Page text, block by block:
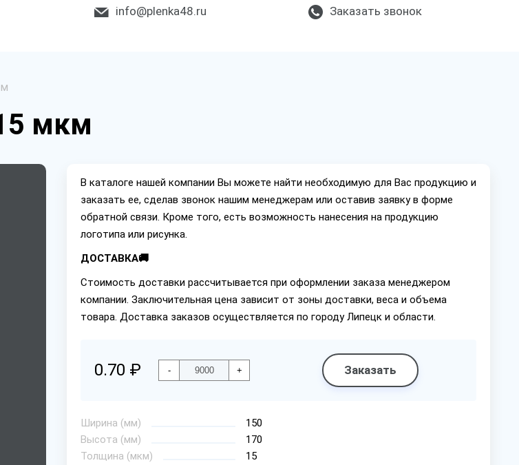
info@plenka48.ru Заказать звонок
мкм
В каталоге нашей компании Вы можете найти необходимую для Вас продукцию и
заказать ее, сделав звонок нашим менеджерам или оставив заявку в форме
обратной связи. Кроме того, есть возможность нанесения на продукцию
логотипа или рисунка.
ДОСТАВКА🚚
Стоимость доставки рассчитывается при оформлении заказа менеджером
компании. Заключительная цена зависит от зоны доставки, веса и объема
товара. Доставка заказов осуществляется по городу Липецк и области.
0.70 ₽ - + Заказать
Ширина (мм)
150
Высота (мм)
170
Толщина (мкм)
15